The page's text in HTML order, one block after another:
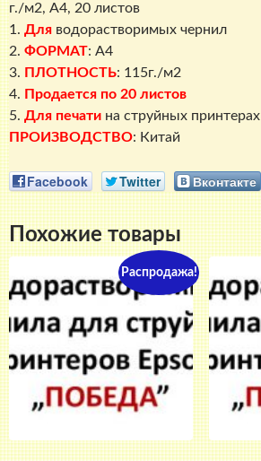
г./м2, A4, 20 листов
1. Для водорастворимых чернил
2. ФОРМАТ: A4
3. ПЛОТНОСТЬ: 115г./м2
4. Продается по 20 листов
5. Для печати на струйных принтерах
ПРОИЗВОДСТВО: Китай
Facebook Twitter Вконтакте
Похожие товары
Распродажа!